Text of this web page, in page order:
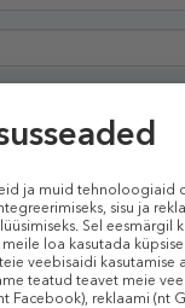
Kinnitan, et olen
Soovin saada teavet